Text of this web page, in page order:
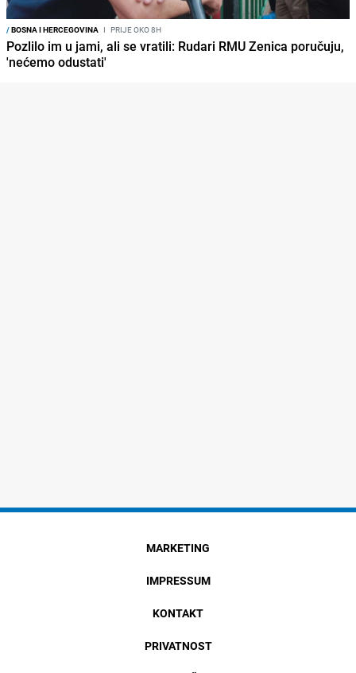
/BOSNA I HERCEGOVINA I PRIJE OKO 8H
Pozlilo im u jami, ali se vratili: Rudari RMU Zenica poručuju,
'nećemo odustati'
MARKETING
IMPRESSUM
KONTAKT
PRIVATNOST